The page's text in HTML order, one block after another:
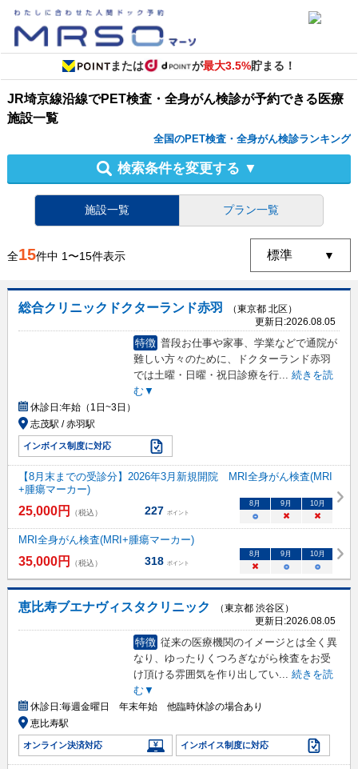
または が最大3.5%貯まる！
JR埼京線沿線でPET検査・全身がん検診が予約できる医療
施設一覧
全国のPET検査・全身がん検診ランキング
検索条件を変更する ▼
施設一覧 プラン一覧
全15件中 1〜15件表示
総合クリニックドクターランド赤羽
（東京都 北区）
更新日:2026.08.05
特徴 普段お仕事や家事、学業などで通院が
難しい方々のために、ドクターランド赤羽
では土曜・日曜・祝日診療を行... 続きを読
む▼
休診日:年始（1日~3日）
志茂駅 / 赤羽駅
インボイス制度に対応
【8月末までの受診分】2026年3月新規開院 MRI全身がん検査(MRI
+腫瘍マーカー)
25,000円 （税込） 227 ポイント
8月 9月 10月
○ × ×
MRI全身がん検査(MRI+腫瘍マーカー)
35,000円 （税込） 318 ポイント
8月 9月 10月
× ○ ○
恵比寿ブエナヴィスタクリニック
（東京都 渋谷区）
更新日:2026.08.05
特徴 従来の医療機関のイメージとは全く異
なり、ゆったりくつろぎながら検査をお受
け頂ける雰囲気を作り出してい... 続きを読
む▼
休診日:毎週金曜日 年末年始 他臨時休診の場合あり
恵比寿駅
オンライン決済対応 インボイス制度に対応